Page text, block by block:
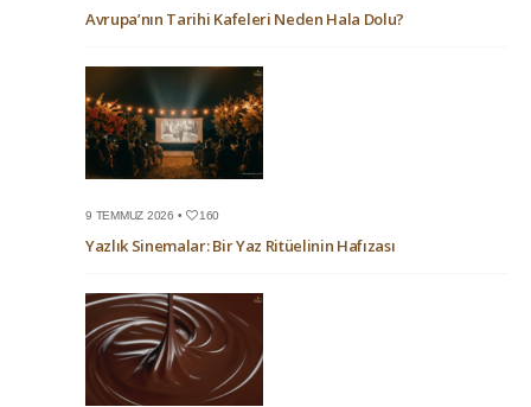
Avrupa’nın Tarihi Kafeleri Neden Hala Dolu?
9 TEMMUZ 2026 • 160
Yazlık Sinemalar: Bir Yaz Ritüelinin Hafızası